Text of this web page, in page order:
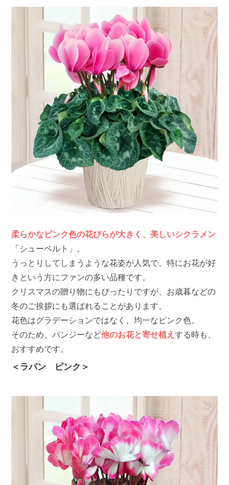
柔らかなピンク色の花びらが大きく、美しいシクラメン
「シューベルト」。
うっとりしてしまうような花姿が人気で、特にお花が好
きという方にファンの多い品種です。
クリスマスの贈り物にもぴったりですが、お歳暮などの
冬のご挨拶にも選ばれることがあります。
花色はグラデーションではなく、均一なピンク色。
そのため、パンジーなど他のお花と寄せ植えする時も、
おすすめです。
＜ラパン ピンク＞